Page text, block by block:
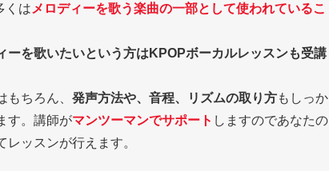
くは メロディーを歌う楽曲の一部として使われているこ
ーを歌いたいという方はKPOPボーカルレッスンも受講
もちろん、 発声方法や、音程、リズムの取り方もしっか
す。講師がマンツーマンでサポート しますのであなたの
レッスンが行えます。